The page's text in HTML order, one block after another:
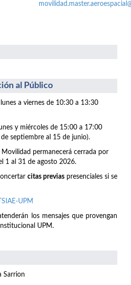
al Público
a viernes de 10:30 a 13:30
y miércoles de 15:00 a 17:00
septiembre al 15 de junio).
Movilidad permanecerá cerrada por
1 al 31 de agosto 2026.
citas previas presenciales si se
UPM
los mensajes que provengan
UPM.
Sarrion